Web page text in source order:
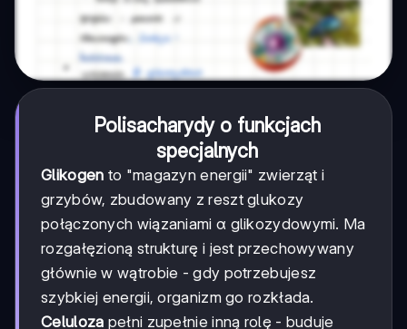
Polisacharydy o funkcjach
specjalnych
Glikogen to "magazyn energii" zwierząt i
grzybów, zbudowany z reszt glukozy
połączonych wiązaniami α glikozydowymi. Ma
rozgałęzioną strukturę i jest przechowywany
głównie w wątrobie - gdy potrzebujesz
szybkiej energii, organizm go rozkłada.
Celuloza pełni zupełnie inną rolę - buduje